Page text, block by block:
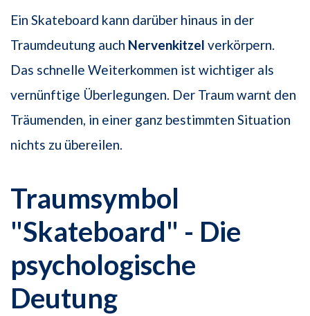
Ein Skateboard kann darüber hinaus in der
Traumdeutung auch Nervenkitzel verkörpern.
Das schnelle Weiterkommen ist wichtiger als
vernünftige Überlegungen. Der Traum warnt den
Träumenden, in einer ganz bestimmten Situation
nichts zu übereilen.
Traumsymbol
"Skateboard" - Die
psychologische
Deutung